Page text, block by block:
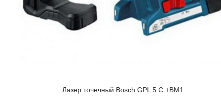
Лазер точечный Bosch GPL 5 С +BM1